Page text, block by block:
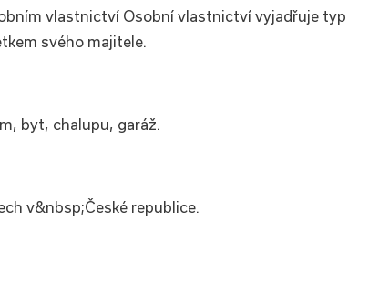
vlastnictví Osobní vlastnictví vyjadřuje typ
svého majitele.
byt, chalupu, garáž.
v&nbsp;České republice.